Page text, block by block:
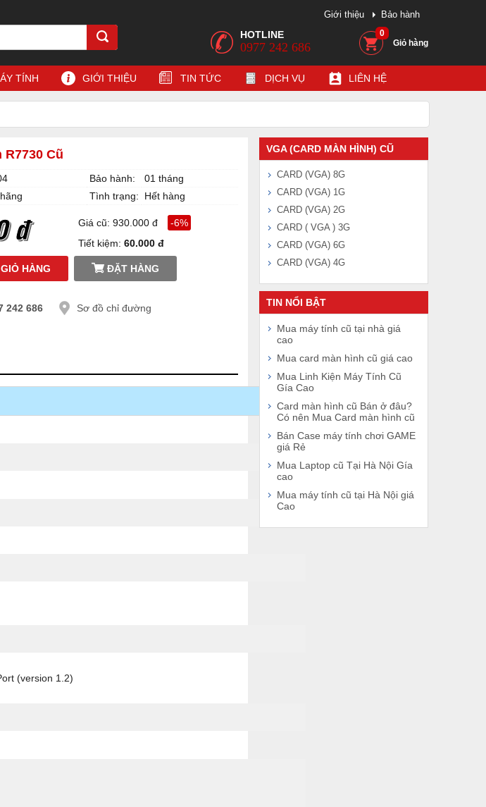
Giới thiệu Bảo hành
0
Giỏ hàng
HOTLINE
0977 242 686
TÍNH GIỚI THIỆU TIN TỨC DỊCH VỤ LIÊN HỆ
R7730 Cũ
Bảo hành:
01 tháng
Tình trạng: Hết hàng
đ Giá cũ: 930.000 đ
-6%
Tiết kiệm: 60.000 đ
HÀNG ĐẶT HÀNG
242 686 Sơ đồ chỉ đường
(version 1.2)
VGA (CARD MÀN HÌNH) CŨ
CARD (VGA) 8G
CARD (VGA) 1G
CARD (VGA) 2G
CARD ( VGA ) 3G
CARD (VGA) 6G
CARD (VGA) 4G
TIN NỔI BẬT
Mua máy tính cũ tại nhà giá
cao
Mua card màn hình cũ giá cao
Mua Linh Kiện Máy Tính Cũ
Gía Cao
Card màn hình cũ Bán ở đâu?
Có nên Mua Card màn hình cũ
Bán Case máy tính chơi GAME
giá Rẻ
Mua Laptop cũ Tại Hà Nội Gía
cao
Mua máy tính cũ tại Hà Nội giá
Cao